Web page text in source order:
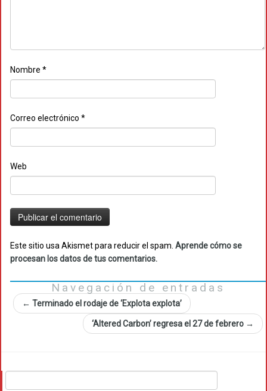
Nombre *
Correo electrónico *
Web
Este sitio usa Akismet para reducir el spam. Aprende cómo se
procesan los datos de tus comentarios.
Navegación de entradas
← Terminado el rodaje de ‘Explota explota’
‘Altered Carbon’ regresa el 27 de febrero →